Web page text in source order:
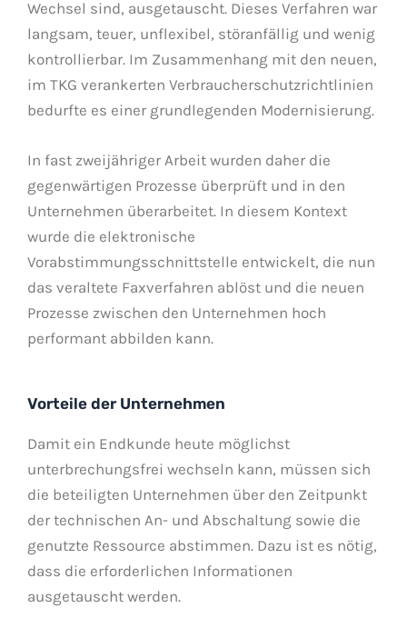
Wechsel sind, ausgetauscht. Dieses Verfahren war
langsam, teuer, unflexibel, störanfällig und wenig
kontrollierbar. Im Zusammenhang mit den neuen,
im TKG verankerten Verbraucherschutzrichtlinien
bedurfte es einer grundlegenden Modernisierung.
In fast zweijähriger Arbeit wurden daher die
gegenwärtigen Prozesse überprüft und in den
Unternehmen überarbeitet. In diesem Kontext
wurde die elektronische
Vorabstimmungsschnittstelle entwickelt, die nun
das veraltete Faxverfahren ablöst und die neuen
Prozesse zwischen den Unternehmen hoch
performant abbilden kann.
Vorteile der Unternehmen
Damit ein Endkunde heute möglichst
unterbrechungsfrei wechseln kann, müssen sich
die beteiligten Unternehmen über den Zeitpunkt
der technischen An- und Abschaltung sowie die
genutzte Ressource abstimmen. Dazu ist es nötig,
dass die erforderlichen Informationen
ausgetauscht werden.